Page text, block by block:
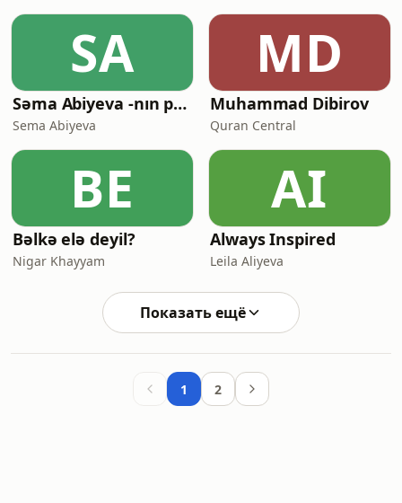
SA
Səma Abiyeva -nın podkastı
Sema Abiyeva
MD
Muhammad Dibirov
Quran Central
BE
Bəlkə elə deyil?
Nigar Khayyam
AI
Always Inspired
Leila Aliyeva
Показать ещё
1 2